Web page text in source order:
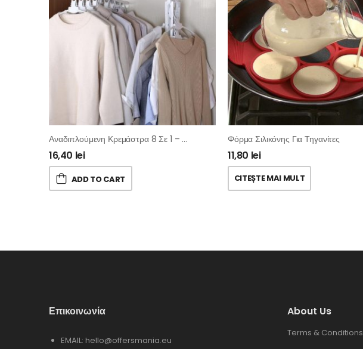
Αναδιπλούμενη Κρεμάστρα 8 Σε 1 – Magic Hanger
16,40 lei
ADD TO CART
Φόρμα Σιλικόνης Για Τηγανίτες
11,80 lei
CITEȘTE MAI MULT
Επικοινωνία
EMAIL: hello@offersmania.eu
About Us
Terms & Conditions